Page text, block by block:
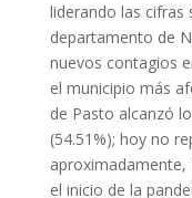
liderando las cifras
departamento de
nuevos contagios
el municipio más
de Pasto alcanzó
(54.51%); hoy no
aproximadamente,
el inicio de la